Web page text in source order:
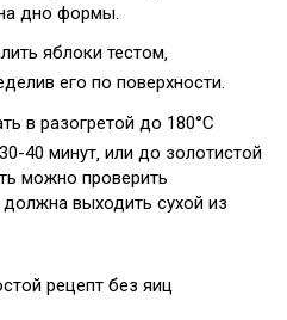
дно формы.
яблоки тестом‚
его по поверхности.
в разогретой до 180°C
40 минут‚ или до золотистой
можно проверить
выходить сухой из